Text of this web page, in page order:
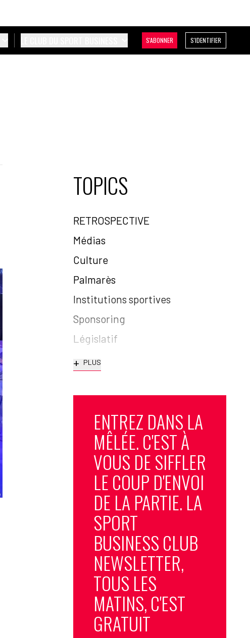
S'ABONNER S'IDENTIFIER
TOPICS
RETROSPECTIVE
Médias
Culture
Palmarès
Institutions sportives
Sponsoring
Législatif
+ PLUS
ENTREZ DANS LA
MÊLÉE. C'EST À
VOUS DE SIFFLER
LE COUP D'ENVOI
DE LA PARTIE. LA
SPORT
BUSINESS CLUB
NEWSLETTER,
TOUS LES
MATINS, C'EST
GRATUIT